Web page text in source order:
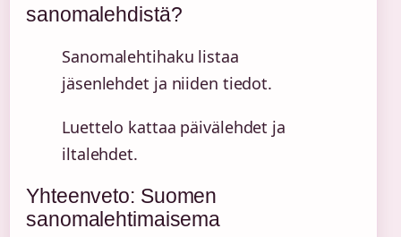
sanomalehdistä?
Sanomalehtihaku listaa
jäsenlehdet ja niiden tiedot.
Luettelo kattaa päivälehdet ja
iltalehdet.
Yhteenveto: Suomen
sanomalehtimaisema